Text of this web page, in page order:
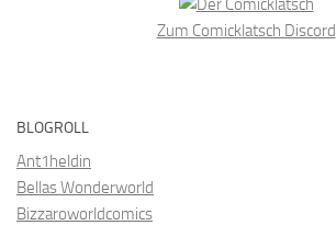
Zum Comicklatsch Discord
BLOGROLL
Ant1heldin
Bellas Wonderworld
Bizzaroworldcomics